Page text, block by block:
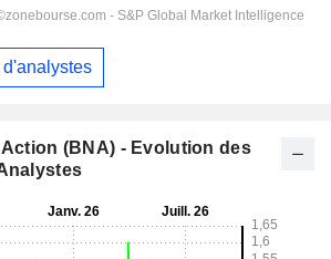
(BNA) - Evolution des